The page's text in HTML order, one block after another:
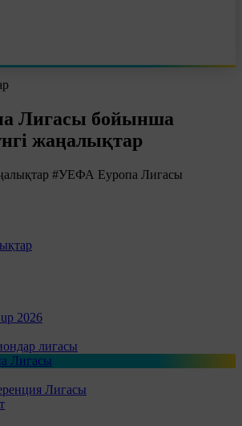
Лигасы бойынша
жаңалықтар
#УЕФА Еуропа Лигасы
2026
лигасы
Лигасы
Лигасы